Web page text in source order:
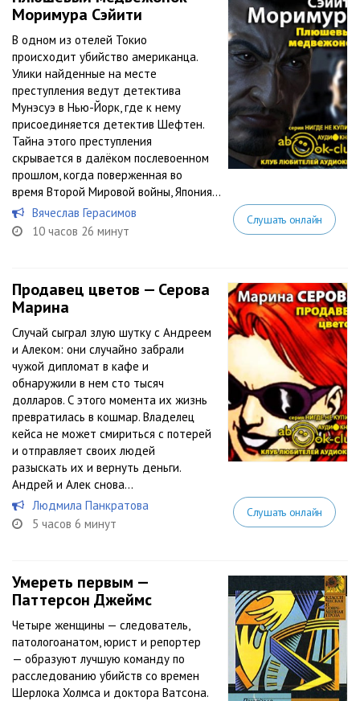
Моримура Сэйити
В одном из отелей Токио
происходит убийство американца.
Улики найденные на месте
преступления ведут детектива
Мунэсуэ в Нью-Йорк, где к нему
присоединяется детектив Шефтен.
Тайна этого преступления
скрывается в далёком послевоенном
прошлом, когда поверженная во
время Второй Мировой войны, Япония...
Вячеслав Герасимов
10 часов 26 минут
Слушать онлайн
Продавец цветов — Серова
Марина
Случай сыграл злую шутку с Андреем
и Алеком: они случайно забрали
чужой дипломат в кафе и
обнаружили в нем сто тысяч
долларов. С этого момента их жизнь
превратилась в кошмар. Владелец
кейса не может смириться с потерей
и отправляет своих людей
разыскать их и вернуть деньги.
Андрей и Алек снова...
Людмила Панкратова
5 часов 6 минут
Слушать онлайн
Умереть первым —
Паттерсон Джеймс
Четыре женщины — следователь,
патологоанатом, юрист и репортер
— образуют лучшую команду по
расследованию убийств со времен
Шерлока Холмса и доктора Ватсона.